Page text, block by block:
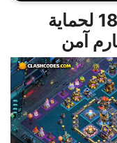
المخطط 9 : مخطط تاون 18 لحماية
آمن